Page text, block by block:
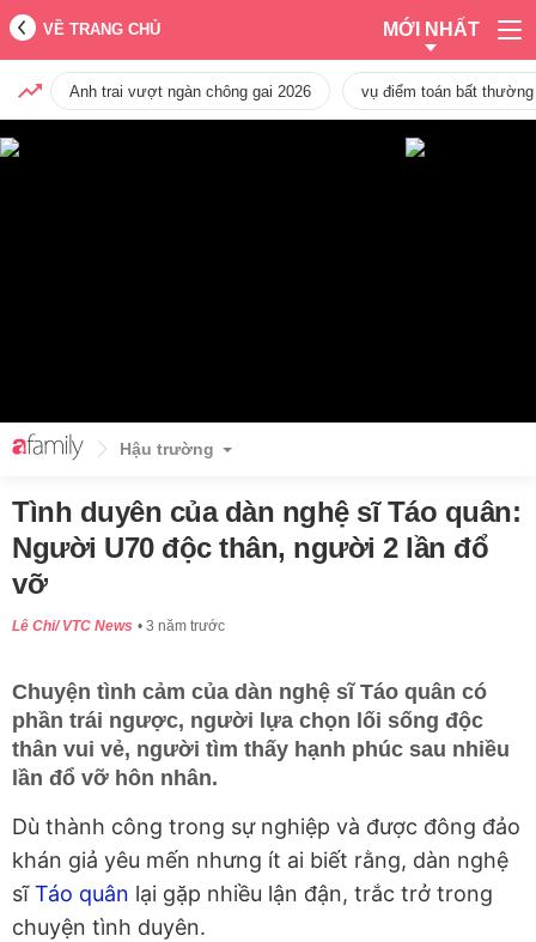
VỀ TRANG CHỦ MỚI NHẤT
Anh trai vượt ngàn chông gai 2026 vụ điểm toán bất
Hậu trường
Tình duyên của dàn nghệ sĩ Táo quân:
Người U70 độc thân, người 2 lần đổ
vỡ
Lê Chi/ VTC News 3 năm trước
Chuyện tình cảm của dàn nghệ sĩ Táo quân có
phần trái ngược, người lựa chọn lối sống độc
thân vui vẻ, người tìm thấy hạnh phúc sau nhiều
lần đổ vỡ hôn nhân.
Dù thành công trong sự nghiệp và được đông đảo
khán giả yêu mến nhưng ít ai biết rằng, dàn nghệ
sĩTáo quân lại gặp nhiều lận đận, trắc trở trong
chuyện tình duyên.